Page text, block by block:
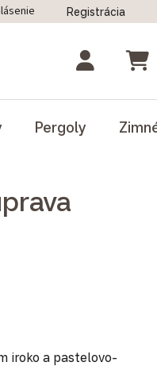
od zmluvyRegistrácia
Pergoly
iroko a pastelovo-